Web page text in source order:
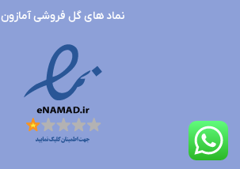
نماد های گل فروشی آمازون